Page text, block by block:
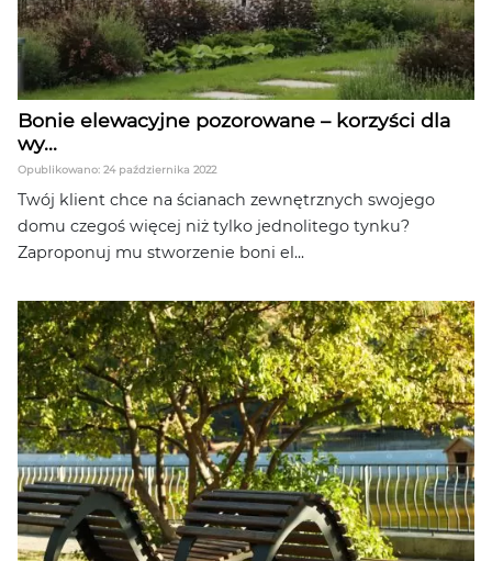
Bonie elewacyjne pozorowane – korzyści dla
wy...
Opublikowano: 24 października 2022
Twój klient chce na ścianach zewnętrznych swojego
domu czegoś więcej niż tylko jednolitego tynku?
Zaproponuj mu stworzenie boni el...